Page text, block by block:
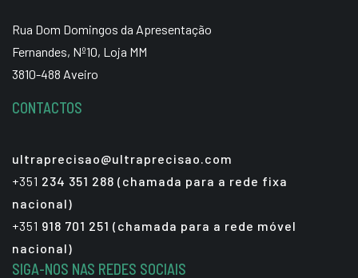
Rua Dom Domingos da Apresentação
Fernandes, Nº10, Loja MM
3810-488 Aveiro
CONTACTOS
ultraprecisao@ultraprecisao.com
+351 234 351 288 (chamada para a rede fixa
nacional)
+351 918 701 251 (chamada para a rede móvel
nacional)
SIGA-NOS NAS REDES SOCIAIS